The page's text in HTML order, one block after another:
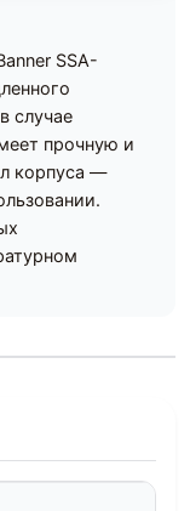
SSA-
случае
прочную и
корпуса —